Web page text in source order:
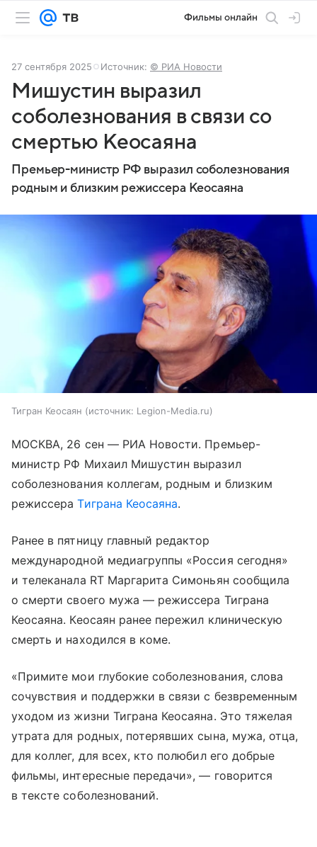
Фильмы онлайн
27 сентября 2025 Источник: © РИА Новости
Мишустин выразил
соболезнования в связи со
смертью Кеосаяна
Премьер-министр РФ выразил соболезнования
родным и близким режиссера Кеосаяна
Тигран Кеосаян источник: Legion-Media.ru
МОСКВА, 26 сен — РИА Новости. Премьер-
министр РФ Михаил Мишустин выразил
соболезнования коллегам, родным и близким
режиссераТиграна Кеосаяна.
Ранее в пятницу главный редактор
международной медиагруппы «Россия сегодня»
и телеканала RT Маргарита Симоньян сообщила
о смерти своего мужа — режиссера Тиграна
Кеосаяна. Кеосаян ранее пережил клиническую
смерть и находился в коме.
«Примите мои глубокие соболезнования, слова
сочувствия и поддержки в связи с безвременным
уходом из жизни Тиграна Кеосаяна. Это тяжелая
утрата для родных, потерявших сына, мужа, отца,
для коллег, для всех, кто полюбил его добрые
фильмы, интересные передачи», — говорится
в тексте соболезнований.